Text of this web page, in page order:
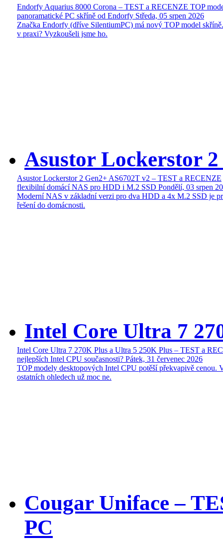
Endorfy Aquarius 8000 Corona – TEST a RECENZE TOP
panoramatické PC skříně od Endorfy Středa, 05 srpen 2026
Značka Endorfy (dříve SilentiumPC) má nový TOP model
v praxi? Vyzkoušeli jsme ho.
Asustor Lockerstor
Asustor Lockerstor 2 Gen2+ AS6702T v2 – TEST a RECENZE
flexibilní domácí NAS pro HDD i M.2 SSD Pondělí, 03 srpen
Moderní NAS v základní verzi pro dva HDD a 4x M.2 SSD je
řešení do domácnosti.
Intel Core Ultra 7
Intel Core Ultra 7 270K Plus a Ultra 5 250K Plus – TEST a
nejlepších Intel CPU současnosti? Pátek, 31 červenec 2026
TOP modely desktopových Intel CPU potěší překvapivě cenou.
ostatních ohledech už moc ne.
Cougar Uniface –
PC